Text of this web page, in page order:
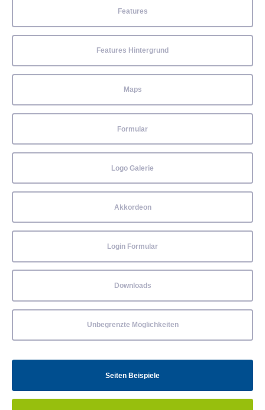
Features
Features Hintergrund
Maps
Formular
Logo Galerie
Akkordeon
Login Formular
Downloads
Unbegrenzte Möglichkeiten
Seiten Beispiele